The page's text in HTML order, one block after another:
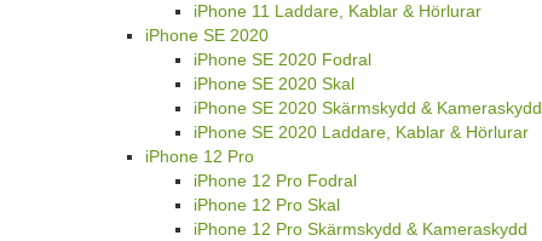
iPhone 11 Laddare, Kablar & Hörlurar
iPhone SE 2020
iPhone SE 2020 Fodral
iPhone SE 2020 Skal
iPhone SE 2020 Skärmskydd & Kameraskydd
iPhone SE 2020 Laddare, Kablar & Hörlurar
iPhone 12 Pro
iPhone 12 Pro Fodral
iPhone 12 Pro Skal
iPhone 12 Pro Skärmskydd & Kameraskydd